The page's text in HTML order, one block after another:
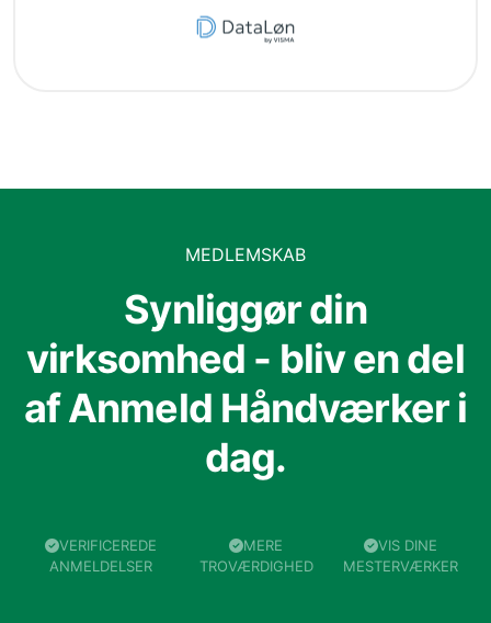
MEDLEMSKAB
Synliggør din
virksomhed - bliv en del
af Anmeld Håndværker i
dag.
VERIFICEREDE
ANMELDELSER
MERE
TROVÆRDIGHED
VIS DINE
MESTERVÆRKER